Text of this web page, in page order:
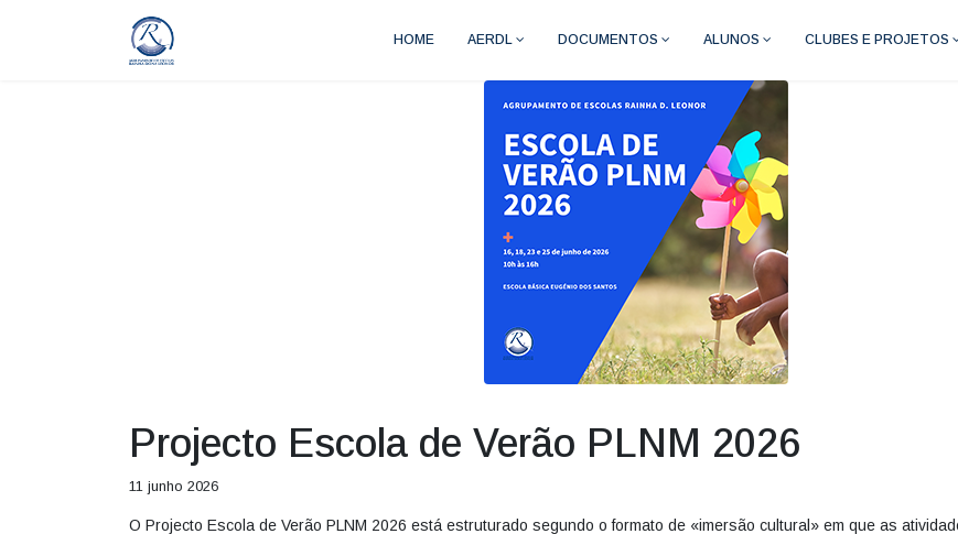
HOME AERDL DOCUMENTOS ALUNOS CLUBES E PROJETOS
Projecto Escola de Verão PLNM 2026
11 junho 2026
O Projecto Escola de Verão PLNM 2026 está estruturado segundo o formato de «imersão cultural» em que as